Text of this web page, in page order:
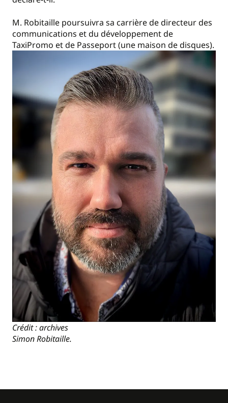
M. Robitaille poursuivra sa carrière de directeur des
communications et du développement de
TaxiPromo et de Passeport (une maison de disques).
Crédit : archives
Simon Robitaille.